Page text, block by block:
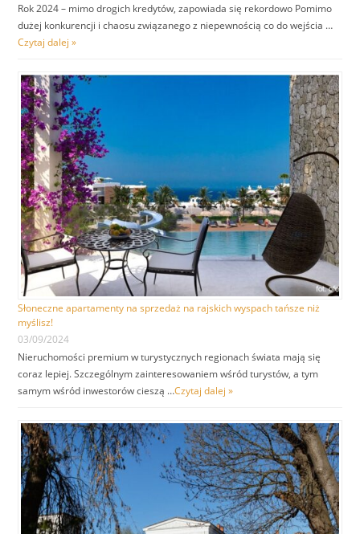
Rok 2024 – mimo drogich kredytów, zapowiada się rekordowo Pomimo
dużej konkurencji i chaosu związanego z niepewnością co do wejścia …
Czytaj dalej »
Słoneczne apartamenty na sprzedaż na rajskich wyspach tańsze niż
myślisz!
03/09/2024
Nieruchomości premium w turystycznych regionach świata mają się
coraz lepiej. Szczególnym zainteresowaniem wśród turystów, a tym
samym wśród inwestorów cieszą …Czytaj dalej »